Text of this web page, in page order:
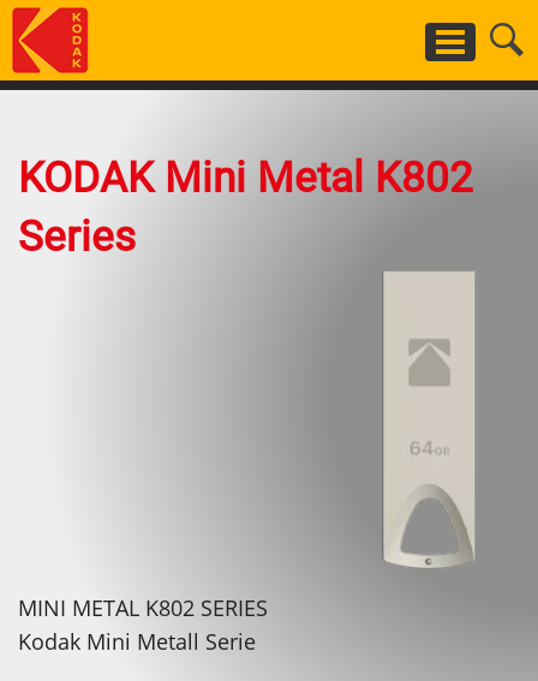
Skip
to
main
KODAK Mini Metal K802
Series
MINI METAL K802 SERIES
Kodak Mini Metall Serie